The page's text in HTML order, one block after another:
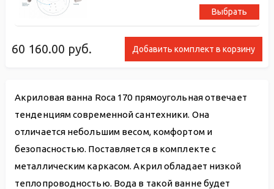
60 160.00 руб. Добавить комплект в корзину
Выбрать
Акриловая ванна Roca 170 прямоугольная отвечает
тенденциям современной сантехники. Она
отличается небольшим весом, комфортом и
безопасностью. Поставляется в комплекте с
металлическим каркасом. Акрил обладает низкой
теплопроводностью. Вода в такой ванне будет